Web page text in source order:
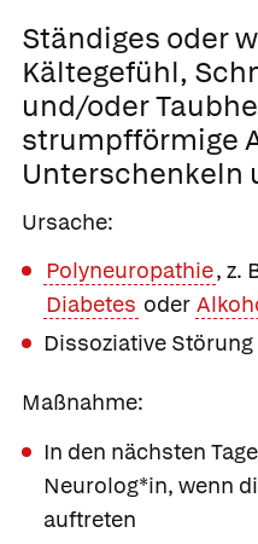
Ständiges oder
Kältegefühl,
und/oder
strumpfförmige
Unterschenkeln
Ursache:
Polyneuropathie, z.
Diabetes oder
Dissoziative Störung
Maßnahme:
In den nächsten
Neurolog*in, wenn
auftreten